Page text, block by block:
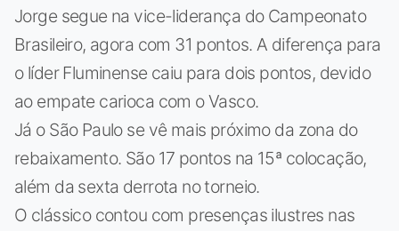
Jorge segue na vice-liderança do Campeonato
Brasileiro, agora com 31 pontos. A diferença para
o líder Fluminense caiu para dois pontos, devido
ao empate carioca com o Vasco.
Já o São Paulo se vê mais próximo da zona do
rebaixamento. São 17 pontos na 15ª colocação,
além da sexta derrota no torneio.
O clássico contou com presenças ilustres nas